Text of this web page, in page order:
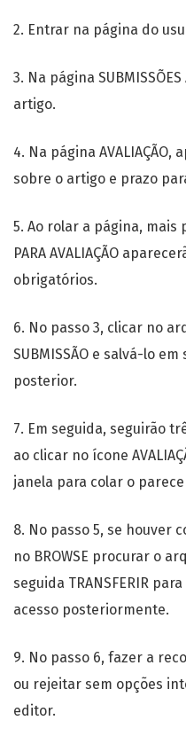
2. Entrar na página do
3. Na página
artigo.
4. Na página
sobre o artigo e prazo
5. Ao rolar a página, mais
PARA AVALIAÇÃO
obrigatórios.
6. No passo 3, clicar no
SUBMISSÃO e salvá-lo
posterior.
7. Em seguida, seguirão
ao clicar no ícone
janela para colar o
8. No passo 5, se houver
no BROWSE procurar o
seguida TRANSFERIR
acesso posteriormente.
9. No passo 6, fazer a
ou rejeitar sem opções
editor.